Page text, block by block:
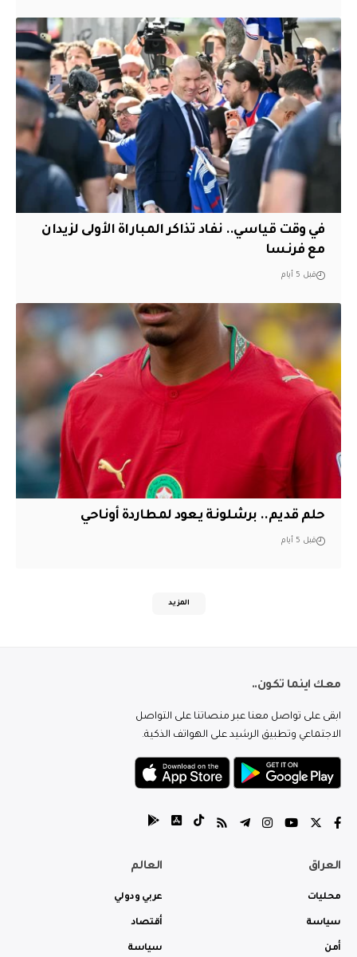
في وقت قياسي.. نفاد تذاكر المباراة الأولى لزيدان
مع فرنسا
قبل 5 أيام
حلم قديم.. برشلونة يعود لمطاردة أوناحي
قبل 5 أيام
المزيد
معك اينما تكون..
ابقى على تواصل معنا عبر منصاتنا على التواصل
الاجتماعي وتطبيق الرشيد على الهواتف الذكية.
العراق
محليات
سياسة
أمن
العالم
عربي ودولي
أقتصاد
سياسة